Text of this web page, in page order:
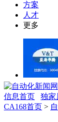
方案
人才
更多
信息首页 独家
CA168首页 >